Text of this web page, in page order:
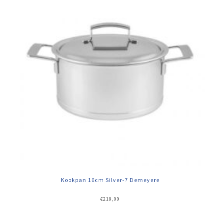
Kookpan 16cm Silver-7 Demeyere
€219,00